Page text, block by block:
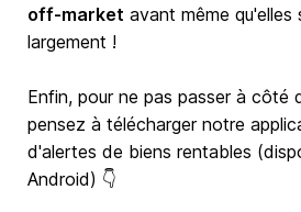
off-market avant même
largement !
Enfin, pour ne pas passer à côté
pensez à télécharger notre
d'alertes de biens rentables
Android) 👇